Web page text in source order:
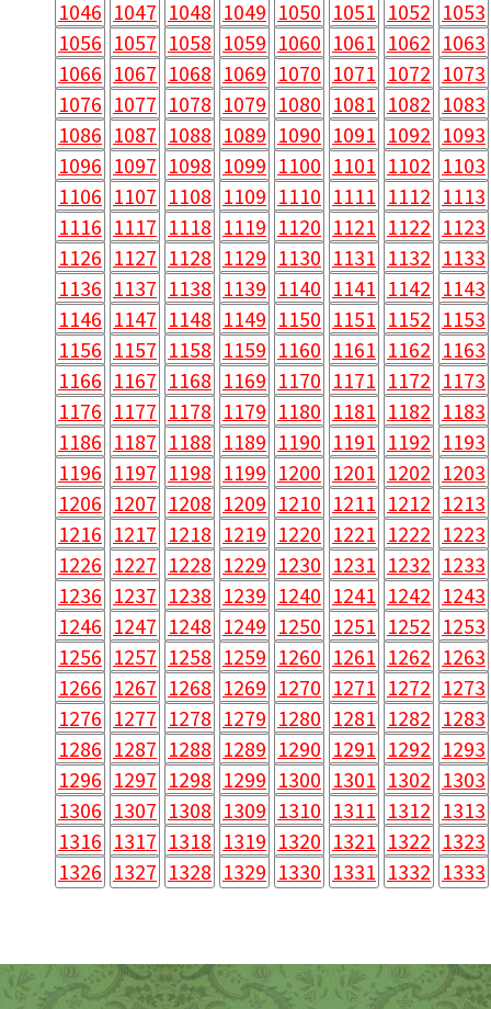
1046 1047 1048 1049 1050 1051 1052 1053
1056 1057 1058 1059 1060 1061 1062 1063
1066 1067 1068 1069 1070 1071 1072 1073
1076 1077 1078 1079 1080 1081 1082 1083
1086 1087 1088 1089 1090 1091 1092 1093
1096 1097 1098 1099 1100 1101 1102 1103
1106 1107 1108 1109 1110 1111 1112 1113
1116 1117 1118 1119 1120 1121 1122 1123
1126 1127 1128 1129 1130 1131 1132 1133
1136 1137 1138 1139 1140 1141 1142 1143
1146 1147 1148 1149 1150 1151 1152 1153
1156 1157 1158 1159 1160 1161 1162 1163
1166 1167 1168 1169 1170 1171 1172 1173
1176 1177 1178 1179 1180 1181 1182 1183
1186 1187 1188 1189 1190 1191 1192 1193
1196 1197 1198 1199 1200 1201 1202 1203
1206 1207 1208 1209 1210 1211 1212 1213
1216 1217 1218 1219 1220 1221 1222 1223
1226 1227 1228 1229 1230 1231 1232 1233
1236 1237 1238 1239 1240 1241 1242 1243
1246 1247 1248 1249 1250 1251 1252 1253
1256 1257 1258 1259 1260 1261 1262 1263
1266 1267 1268 1269 1270 1271 1272 1273
1276 1277 1278 1279 1280 1281 1282 1283
1286 1287 1288 1289 1290 1291 1292 1293
1296 1297 1298 1299 1300 1301 1302 1303
1306 1307 1308 1309 1310 1311 1312 1313
1316 1317 1318 1319 1320 1321 1322 1323
1326 1327 1328 1329 1330 1331 1332 1333